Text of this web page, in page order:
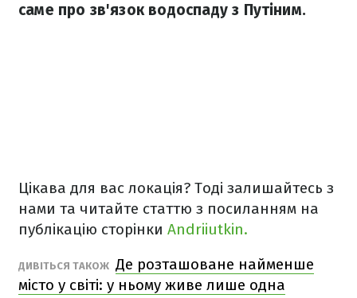
саме про зв'язок водоспаду з Путіним.
Цікава для вас локація? Тоді залишайтесь з
нами та читайте статтю з посиланням на
публікацію сторінки Andriiutkin.
ДИВІТЬСЯ ТАКОЖ Де розташоване найменше
місто у світі: у ньому живе лише одна